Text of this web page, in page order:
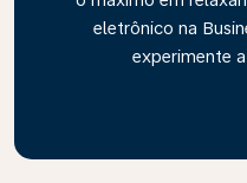
eletrônico na
experimente